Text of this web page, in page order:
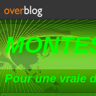
Pour une vraie